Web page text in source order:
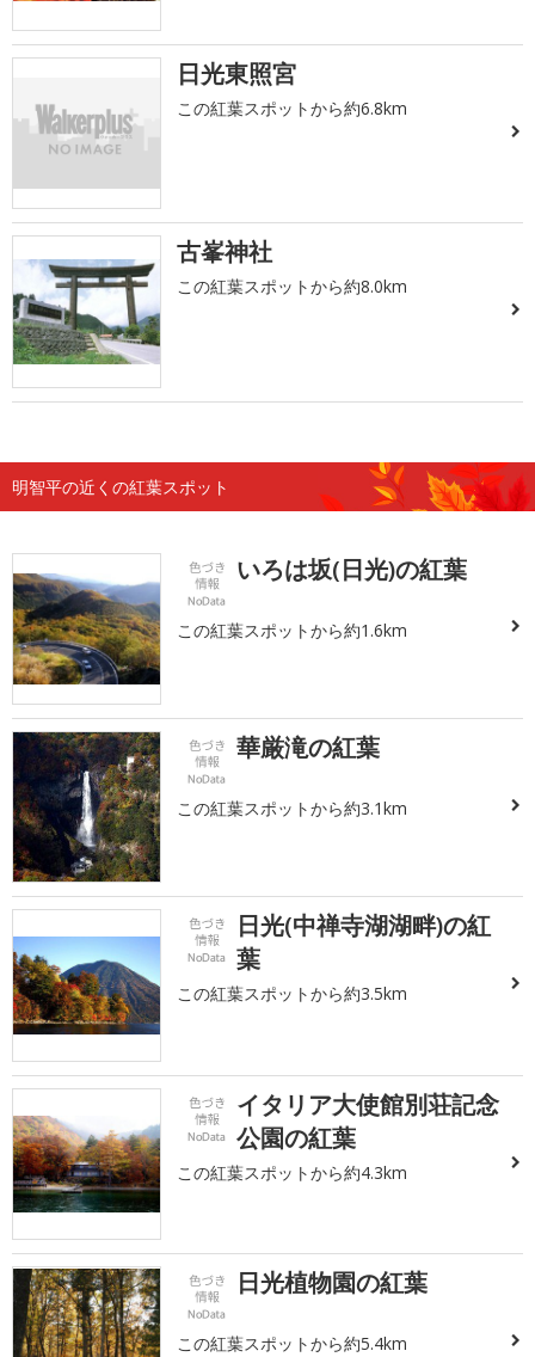
日光東照宮
この紅葉スポットから約6.8km
古峯神社
この紅葉スポットから約8.0km
明智平の近くの紅葉スポット
いろは坂(日光)の紅葉
この紅葉スポットから約1.6km
華厳滝の紅葉
この紅葉スポットから約3.1km
日光(中禅寺湖湖畔)の紅
葉
この紅葉スポットから約3.5km
イタリア大使館別荘記念
公園の紅葉
この紅葉スポットから約4.3km
日光植物園の紅葉
この紅葉スポットから約5.4km